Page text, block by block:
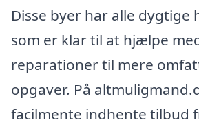
Disse byer har alle
som er klar til at hjælpe
reparationer til mere
opgaver. På
facilmente indhente tilbud